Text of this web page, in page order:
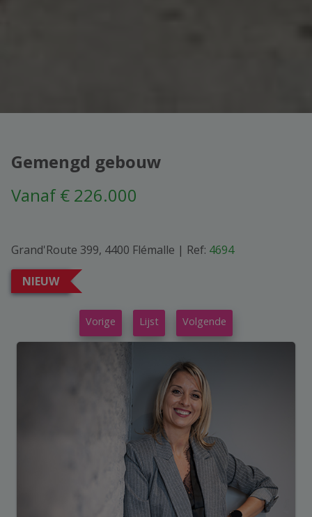
Gemengd gebouw
Vanaf € 226.000
Grand'Route 399, 4400 Flémalle | Ref: 4694
NIEUW
Vorige Lijst Volgende